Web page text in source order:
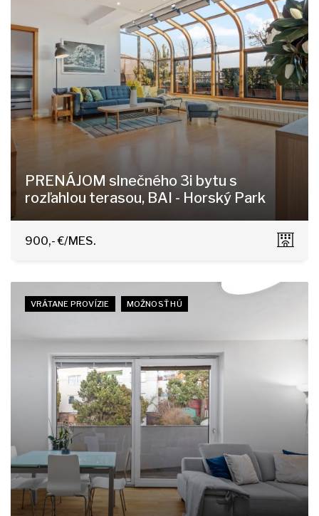
PRENÁJOM slnečného 3i bytu s
rozľahlou terasou, BAI - Horský Park
Čapkova 16, Bratislava - Staré Mesto
900,- €/MES.
VRÁTANE PROVÍZIE MOŽNOSŤ HÚ